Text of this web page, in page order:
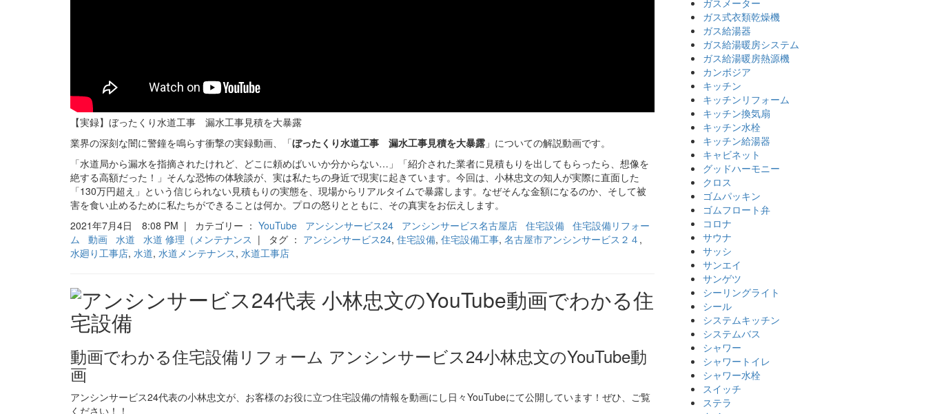
【実録】ぼったくり水道工事 漏水工事見積を大暴露
業界の深刻な闇に警鐘を鳴らす衝撃の実録動画、「ぼったくり水道工事 漏水工事見積を大暴露 」についての解説動画です。
「水道局から漏水を指摘されたけれど、どこに頼めばいいか分からない…」「紹介された業者に見積もりを出してもらったら、想像を
絶する高額だった！」そんな恐怖の体験談が、実は私たちの身近で現実に起きています。今回は、小林忠文の知人が実際に直面した
「130万円超え」という信じられない見積もりの実態を、現場からリアルタイムで暴露します。なぜそんな金額になるのか、そして被
害を食い止めるために私たちができることは何か。プロの怒りとともに、その真実をお伝えします。
2021年7月4日 8:08 PM | カテゴリー ： YouTube アンシンサービス24 アンシンサービス名古屋店 住宅設備 住宅設備リフォー
ム
動画 水道 水道 修理（メンテナンス | タグ ： アンシンサービス24, 住宅設備, 住宅設備工事, 名古屋市アンシンサービス２４ ,
水廻り工事店, 水道, 水道メンテナンス, 水道工事店
動画でわかる住宅設備リフォーム アンシンサービス24小林忠文のYouTube動
画
アンシンサービス24代表の小林忠文が、お客様のお役に立つ住宅設備の情報を動画にし日々YouTubeにて公開しています！ぜひ、ご覧
ください！！
ガス式衣類乾燥機
ガス給湯器
ガス給湯暖房システム
ガス給湯暖房熱源機
カンボジア
キッチン
キッチンリフォーム
キッチン換気扇
キッチン水栓
キッチン給湯器
キャビネット
グッドハーモニー
クロス
ゴムパッキン
ゴムフロート弁
コロナ
サウナ
サッシ
サンエイ
サンゲツ
シーリングライト
シール
システムキッチン
システムバス
シャワー
シャワートイレ
シャワー水栓
スイッチ
ステラ